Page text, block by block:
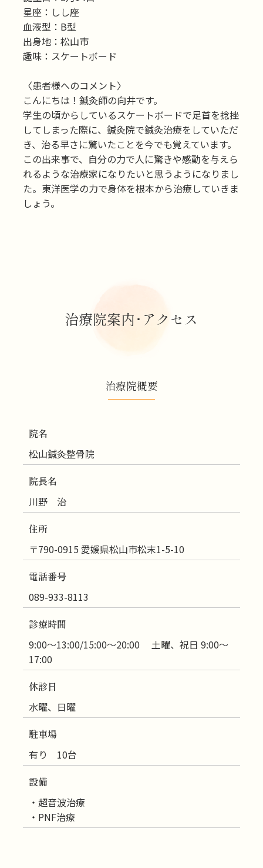
星座：しし座
血液型：B型
出身地：松山市
趣味：スケートボード
〈患者様へのコメント〉
こんにちは！鍼灸師の向井です。
学生の頃からしているスケートボードで足首を捻挫
してしまった際に、鍼灸院で鍼灸治療をしていただ
き、治る早さに驚いたことを今でも覚えています。
​​​​​​​この出来事で、自分の力で人に驚きや感動を与えら
れるような治療家になりたいと思うようになりまし
た。東洋医学の力で身体を根本から治療していきま
しょう。
治療院案内･アクセス
治療院概要
院名
松山鍼灸整骨院
院長名
川野 治
住所
〒790-0915 愛媛県松山市松末1-5-10
電話番号
089-933-8113
診療時間
9:00～13:00/15:00～20:00 土曜、祝日 9:00～
17:00
休診日
水曜、日曜
駐車場
有り 10台
設備
・超音波治療
・PNF治療